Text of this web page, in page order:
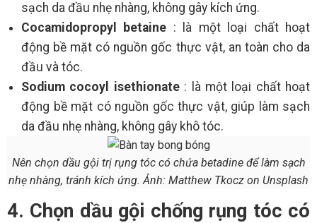
sạch da đầu nhẹ nhàng, không gây kích ứng.
Cocamidopropyl betaine : là một loại chất hoạt
động bề mặt có nguồn gốc thực vật, an toàn cho da
đầu và tóc.
Sodium cocoyl isethionate: là một loại chất hoạt
động bề mặt có nguồn gốc thực vật, giúp làm sạch
da đầu nhẹ nhàng, không gây khô tóc.
Nên chọn dầu gội trị rụng tóc có chứa betadine để làm sạch
nhẹ nhàng, tránh kích ứng. Ảnh: Matthew Tkocz on Unsplash
4. Chọn dầu gội chống rụng tóc có